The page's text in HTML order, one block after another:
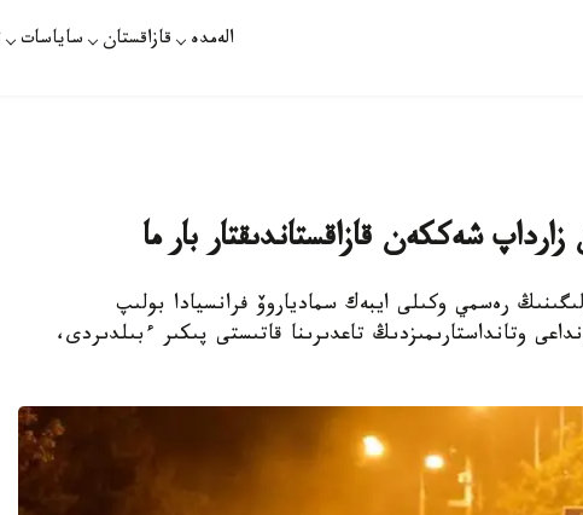
الەمدە قازاقستان ساياسات
شەككەن قازاقستاندىقتار بار ما
رەسمي وكىلى ايبەك سمادياروۆ فرانسيادا بولىپ
وتانداستارىمىزدىڭ تاعدىرىنا قاتىستى پىكىر ءبىلدىردى،